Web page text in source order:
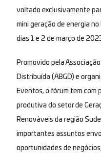
voltado exclusivamente
mini geração de energia
dias 1 e 2 de março de
Promovido pela
Distribuída (ABGD) e
Eventos, o fórum tem com
produtiva do setor de
Renováveis da região
importantes assuntos
oportunidades de